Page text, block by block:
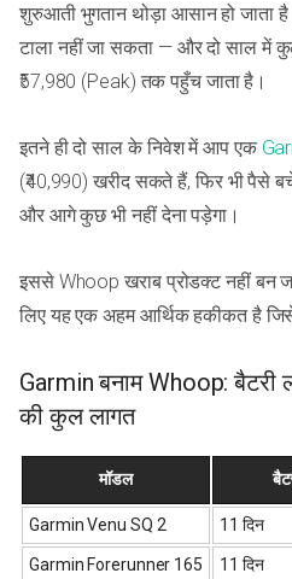
शुरुआती भुगतान थोड़ा आसान हो जाता
टाला नहीं जा सकता — और दो साल में
₹57,980 (Peak) तक पहुँच जाता है।
इतने ही दो साल के निवेश में आप एक
(₹40,990) खरीद सकते हैं, फिर भी पैसे
और आगे कुछ भी नहीं देना पड़ेगा।
इससे Whoop खराब प्रोडक्ट नहीं बन
लिए यह एक अहम आर्थिक हकीकत है
Garmin बनाम Whoop: बैटरी
की कुल लागत
मॉडल
Garmin Venu SQ 2
11 दिन
Garmin Forerunner 165 11 दिन